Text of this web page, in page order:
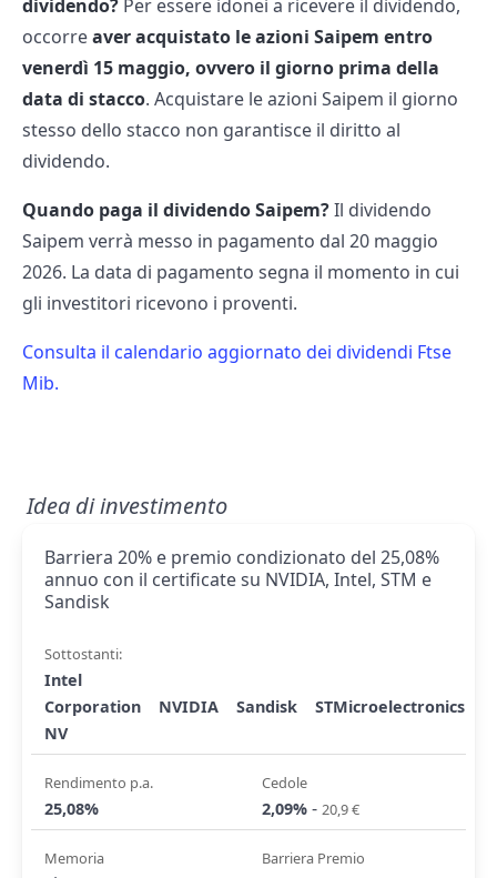
dividendo? Per essere idonei a ricevere il dividendo,
occorreaver acquistato le azioni Saipem entro
venerdì 15 maggio, ovvero il giorno prima della
data di stacco. Acquistare le azioni Saipem il giorno
stesso dello stacco non garantisce il diritto al
dividendo.
Quando paga il dividendo Saipem?Il dividendo
Saipem verrà messo in pagamento dal 20 maggio
2026. La data di pagamento segna il momento in cui
gli investitori ricevono i proventi.
Consulta il calendario aggiornato dei dividendi Ftse
Mib.
Idea di investimento
Barriera 20% e premio condizionato del 25,08%
annuo con il certificate su NVIDIA, Intel, STM e
Sandisk
Sottostanti:
Intel
Corporation
NVIDIA Sandisk
STMicroelectronics
NV
Rendimento p.a.
25,08%
Cedole
2,09% - 20,9 €
Memoria Barriera Premio